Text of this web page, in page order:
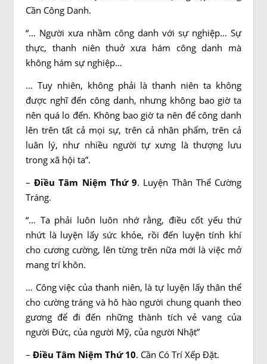
Cần Công Danh.
“… Người xưa nhầm công danh với sự nghiệp… Sự
thực, thanh niên thuở xưa hám công danh mà
không hám sự nghiệp…
… Tuy nhiên, không phải là thanh niên ta không
được nghĩ đến công danh, nhưng không bao giờ ta
nên quá lo đến. Không bao giờ ta nên để công danh
lên trên tất cả mọi sự, trên cả nhân phẩm, trên cả
luân lý, như nhiều người tự xưng là thượng lưu
trong xã hội ta”.
–Điều Tâm Niệm Thứ 9. Luyện Thân Thể Cường
Tráng.
“… Ta phải luôn luôn nhớ rằng, điều cốt yếu thứ
nhứt là luyện lấy sức khỏe, rồi đến luyện tính khí
cho cương cường, lên từng trên nữa mới là việc mở
mang trí khôn.
… Công việc của thanh niên, là tự luyện lấy thân thể
cho cường tráng và hô hào người chung quanh theo
gương để đi đến những thành tích vẻ vang của
người Đức, của người Mỹ, của người Nhật”
– Điều Tâm Niệm Thứ 10. Cần Có Trí Xếp Đặt.